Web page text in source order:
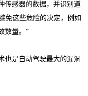
传感器的数据，并识别道
免这些危险的决定，例如
数量。”
是自动驾驶最大的漏洞